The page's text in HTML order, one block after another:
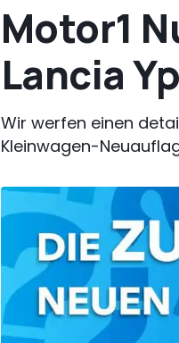
Motor1
Lancia
Wir werfen einen
Kleinwagen-